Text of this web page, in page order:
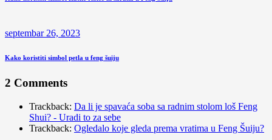
septembar 26, 2023
Kako koristiti simbol petla u feng šuiju
2 Comments
Trackback: Da li je spavaća soba sa radnim stolom loš Feng
Shui? - Uradi to za sebe
Trackback: Ogledalo koje gleda prema vratima u Feng Šuiju?